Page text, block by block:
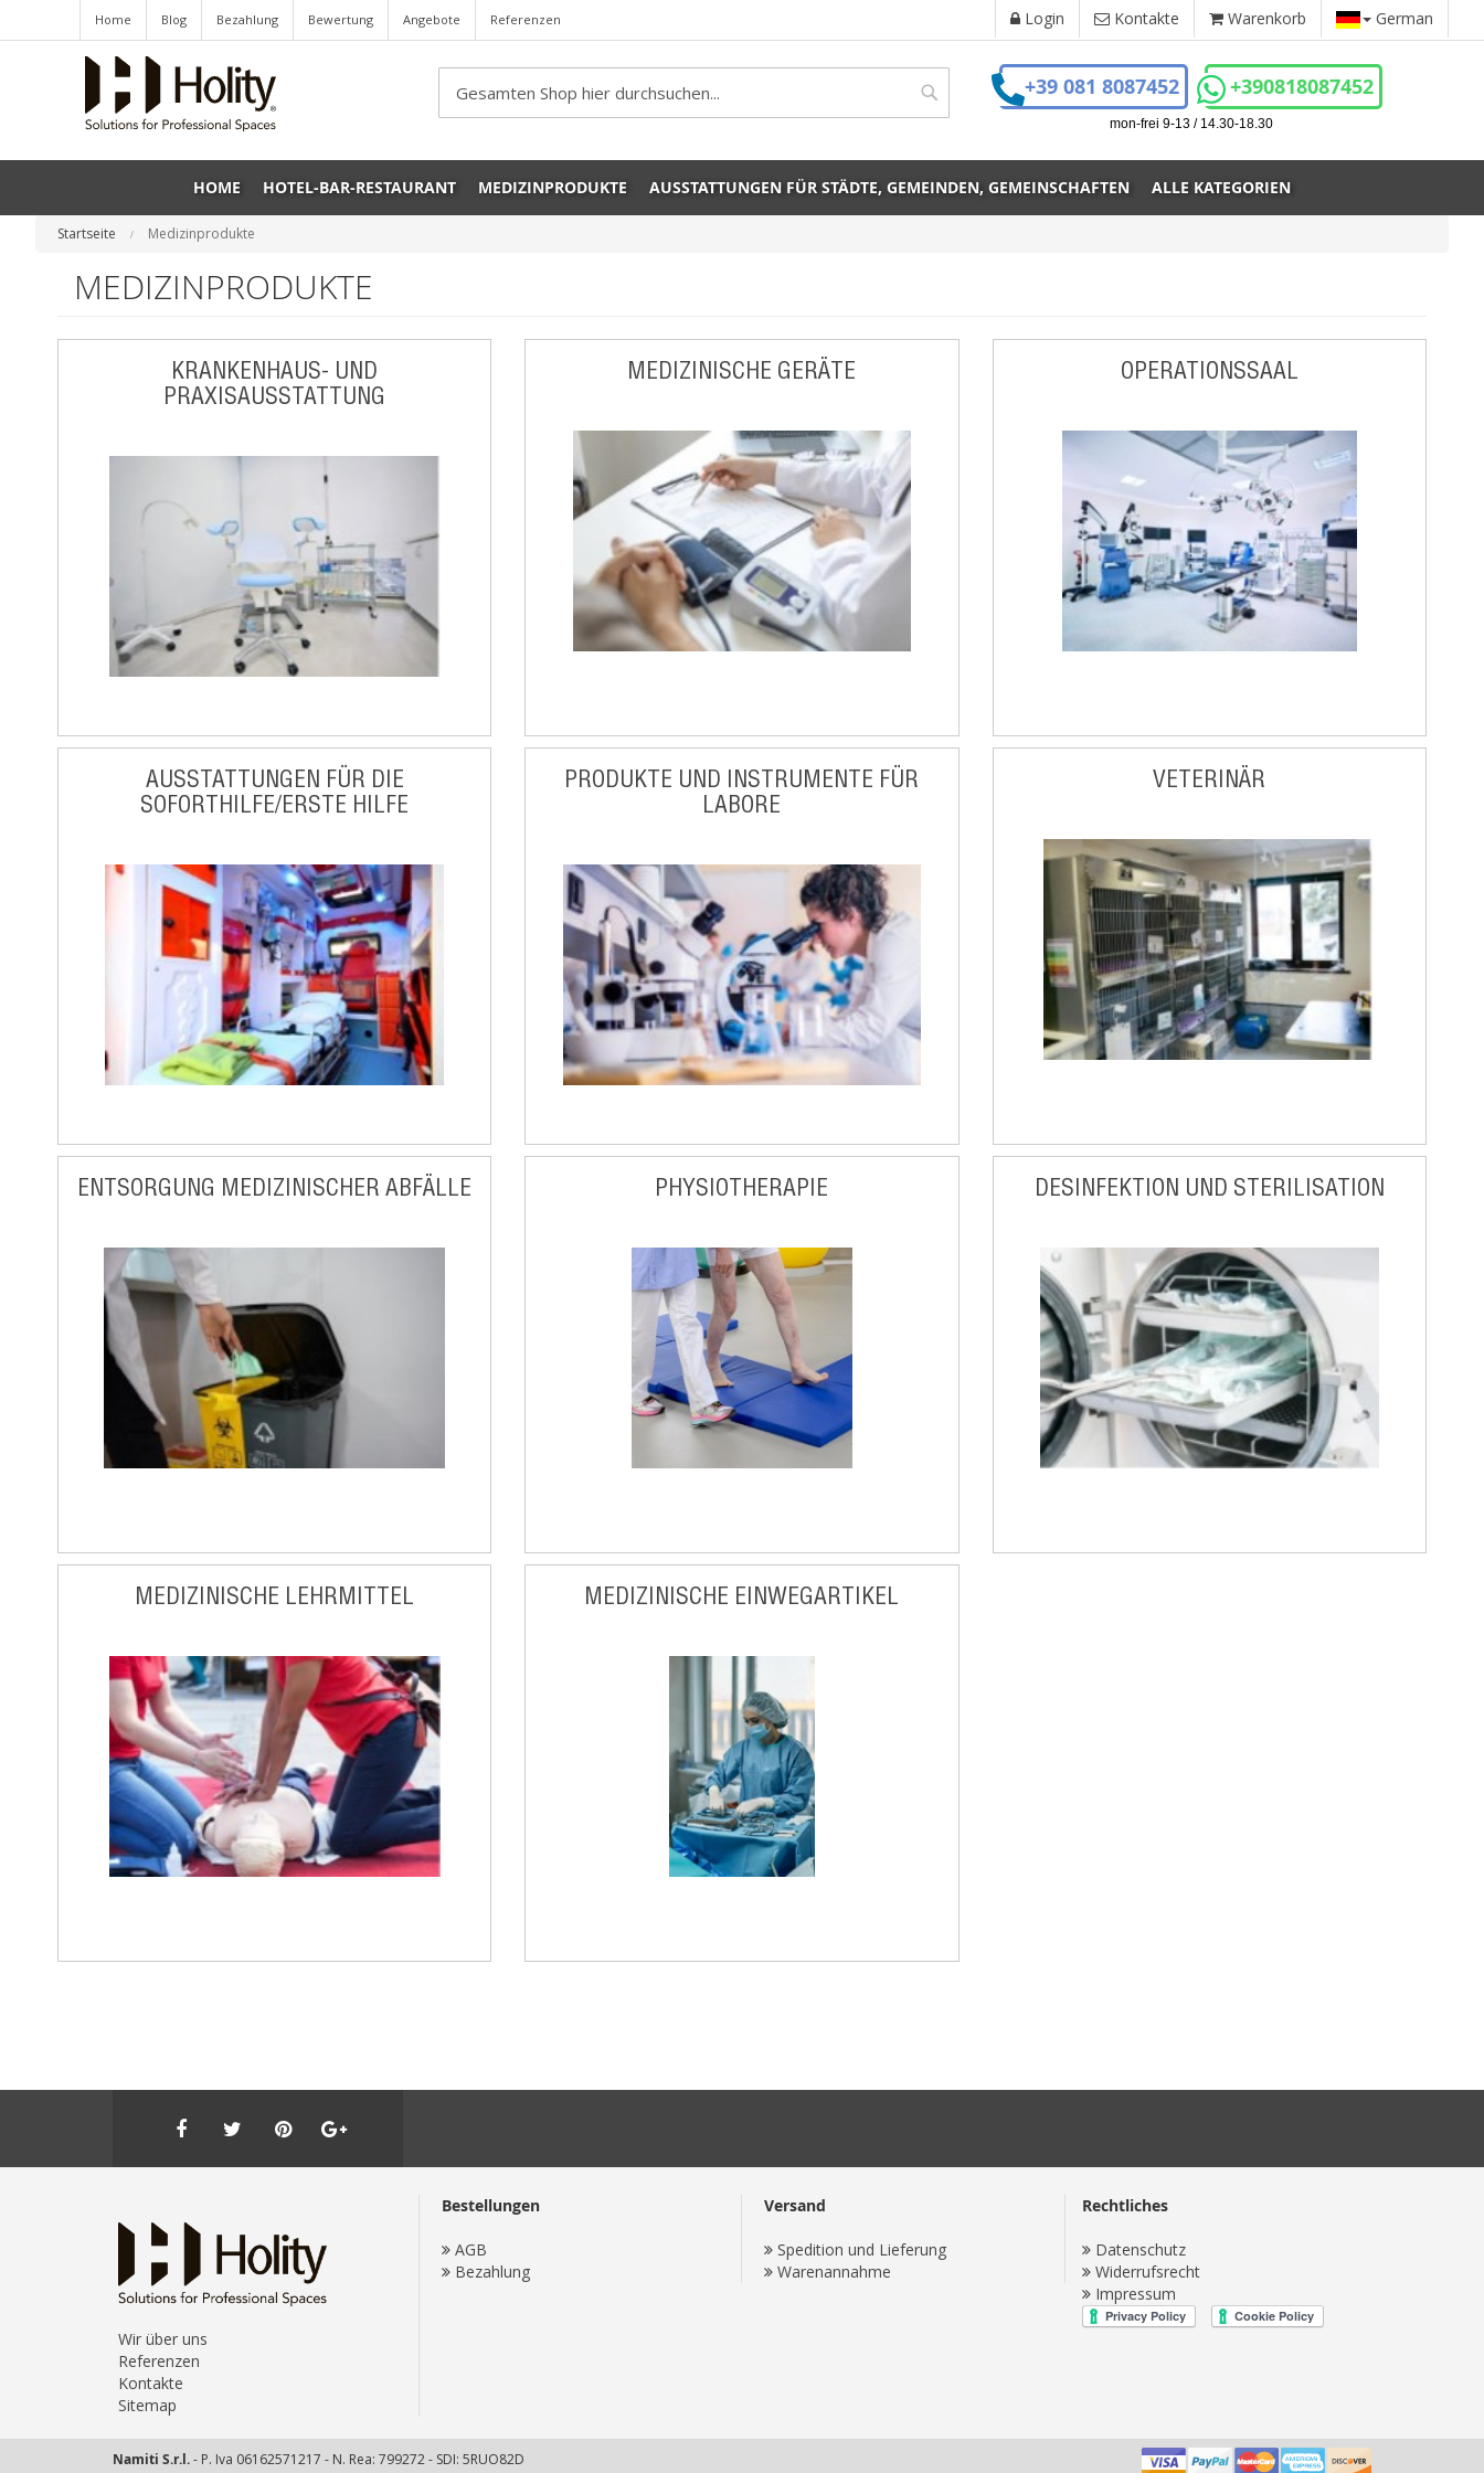
Home Blog Bezahlung Bewertung Angebote Referenzen Login Kontakte Warenkorb German
Search
Search
+39 081 8087452 +390818087452
mon-frei 9-13 / 14.30-18.30
HOME HOTEL-BAR-RESTAURANT MEDIZINPRODUKTE AUSSTATTUNGEN FÜR STÄDTE, GEMEINDEN, GEMEINSCHAFTEN ALLE KATEGORIEN
Startseite Medizinprodukte
MEDIZINPRODUKTE
KRANKENHAUS- UND
PRAXISAUSSTATTUNG
MEDIZINISCHE GERÄTE OPERATIONSSAAL
AUSSTATTUNGEN FÜR DIE
SOFORTHILFE/ERSTE HILFE
PRODUKTE UND INSTRUMENTE FÜR
LABORE
VETERINÄR
ENTSORGUNG MEDIZINISCHER ABFÄLLE PHYSIOTHERAPIE DESINFEKTION UND STERILISATION
MEDIZINISCHE LEHRMITTEL MEDIZINISCHE EINWEGARTIKEL
Wir über uns
Referenzen
Kontakte
Sitemap
Bestellungen
AGB
Bezahlung
Versand
Spedition und Lieferung
Warenannahme
Rechtliches
Datenschutz
Widerrufsrecht
Impressum
Namiti S.r.l.- P. Iva 06162571217 - N. Rea: 799272 - SDI: 5RUO82D